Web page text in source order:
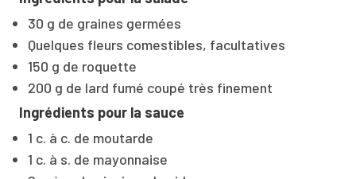
30 g de graines germées
Quelques fleurs comestibles, facultatives
150 g de roquette
200 g de lard fumé coupé très finement
Ingrédients pour la sauce
1 c. à c. de moutarde
1 c. à s. de mayonnaise